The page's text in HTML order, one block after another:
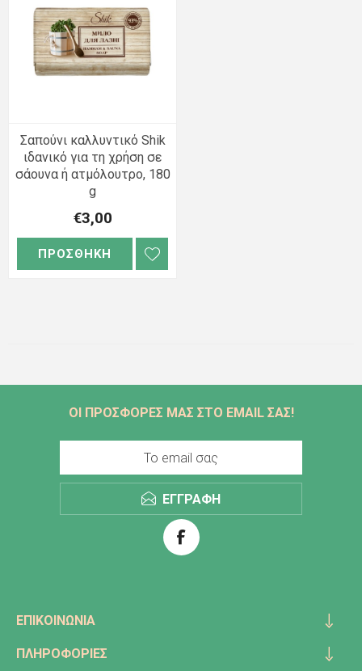
Σαπούνι καλλυντικό Shik
ιδανικό για τη χρήση σε
σάουνα ή ατμόλουτρο, 180
g
€3,00
ΠΡΟΣΘΗΚΗ
ΟΙ ΠΡΟΣΦΟΡΕΣ ΜΑΣ ΣΤΟ EMAIL ΣΑΣ!
ΕΓΓΡΑΦΗ
ΕΠΙΚΟΙΝΩΝΊΑ
ΠΛΗΡΟΦΟΡΊΕΣ